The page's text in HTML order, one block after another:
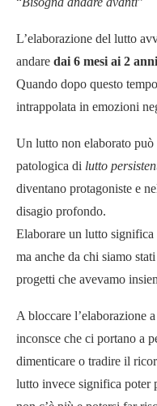
L’elaborazione del lutto
andare dai 6 mesi ai 2 anni
Quando dopo questo
intrappolata in emozioni
Un lutto non elaborato
patologica di lutto
diventano protagoniste e
disagio profondo.
Elaborare un lutto significa
ma anche da chi siamo
progetti che avevamo
A bloccare l’elaborazione
inconsce che ci portano a
dimenticare o tradire il
lutto invece significa poter